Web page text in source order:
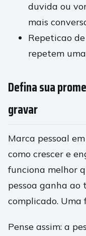
duvida ou
mais
Repeticao
repetem
Defina sua
gravar
Marca pessoal
como crescer e
funciona melhor
pessoa ganha ao
complicado. Uma
Pense assim: a